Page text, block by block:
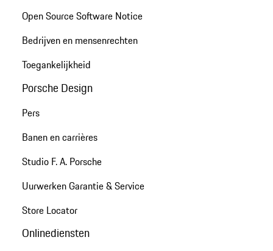
Open Source Software Notice
Bedrijven en mensenrechten
Toegankelijkheid
Porsche Design
Pers
Banen en carrières
Studio F. A. Porsche
Uurwerken Garantie & Service
Store Locator
Onlinediensten